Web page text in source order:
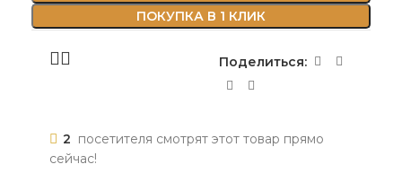
ПОКУПКА В 1 КЛИК
Поделиться:
2 посетителя смотрят этот товар прямо
сейчас!